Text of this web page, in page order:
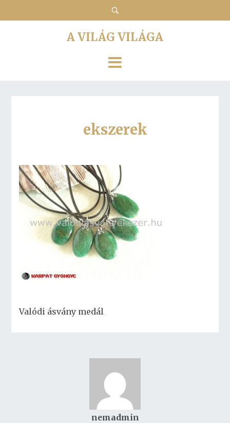
A VILÁG VILÁGA
ekszerek
Valódi ásvány medál
nemadmin